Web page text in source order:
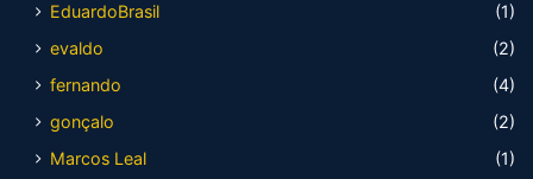
EduardoBrasil
(1)
evaldo
(2)
fernando
(4)
gonçalo
(2)
Marcos Leal
(1)